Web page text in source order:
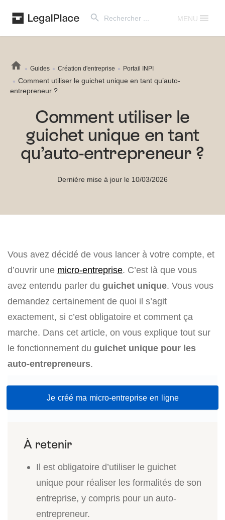
for:
MENU
Guides Création d'entreprise Portail INPI
Comment utiliser le guichet unique en tant qu’auto-
entrepreneur ?
Comment utiliser le
guichet unique en tant
qu’auto-entrepreneur ?
Dernière mise à jour le 10/03/2026
Vous avez décidé de vous lancer à votre compte, et
d’ouvrir une micro-entreprise. C’est là que vous
avez entendu parler du guichet unique. Vous vous
demandez certainement de quoi il s’agit
exactement, si c’est obligatoire et comment ça
marche. Dans cet article, on vous explique tout sur
le fonctionnement du guichet unique pour les
auto-entrepreneurs.
Je créé ma micro-entreprise en ligne
Il est obligatoire d’utiliser le guichet
unique pour réaliser les formalités de son
entreprise, y compris pour un auto-
entrepreneur.